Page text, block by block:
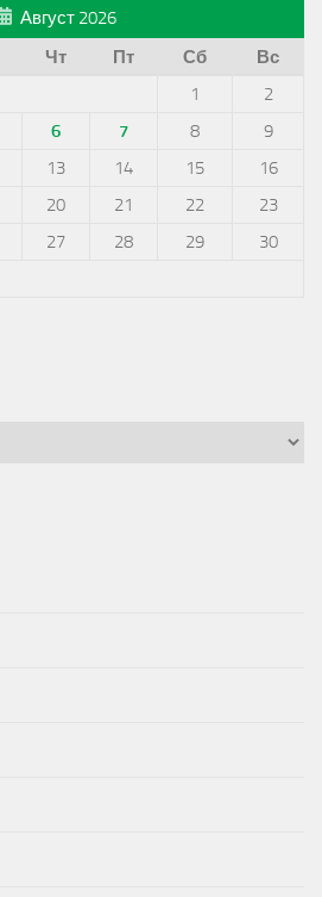
Август 2026
Чт Пт Сб
Вс
1
2
6 7 8
9
13 14 15
16
20 21 22
23
27 28 29
30